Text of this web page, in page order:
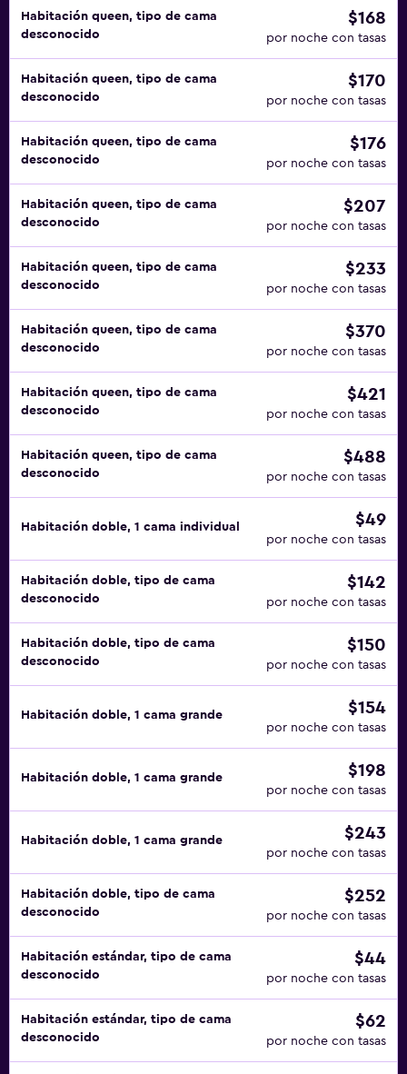
Habitación queen, tipo de cama
desconocido
$168
por noche con tasas
Habitación queen, tipo de cama
desconocido
$170
por noche con tasas
Habitación queen, tipo de cama
desconocido
$176
por noche con tasas
Habitación queen, tipo de cama
desconocido
$207
por noche con tasas
Habitación queen, tipo de cama
desconocido
$233
por noche con tasas
Habitación queen, tipo de cama
desconocido
$370
por noche con tasas
Habitación queen, tipo de cama
desconocido
$421
por noche con tasas
Habitación queen, tipo de cama
desconocido
$488
por noche con tasas
Habitación doble, 1 cama individual $49
por noche con tasas
Habitación doble, tipo de cama
desconocido
$142
por noche con tasas
Habitación doble, tipo de cama
desconocido
$150
por noche con tasas
Habitación doble, 1 cama grande $154
por noche con tasas
Habitación doble, 1 cama grande $198
por noche con tasas
Habitación doble, 1 cama grande $243
por noche con tasas
Habitación doble, tipo de cama
desconocido
$252
por noche con tasas
Habitación estándar, tipo de cama
desconocido
$44
por noche con tasas
Habitación estándar, tipo de cama
desconocido
$62
por noche con tasas